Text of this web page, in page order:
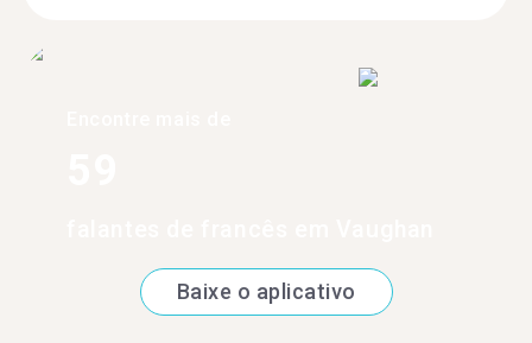
Baixe o aplicativo